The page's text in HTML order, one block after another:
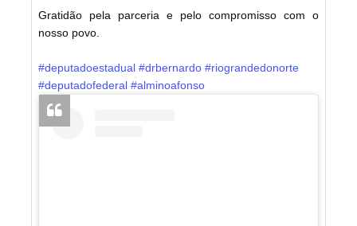
Gratidão pela parceria e pelo compromisso com o
nosso povo.
#deputadoestadual #drbernardo #riograndedonorte
#deputadofederal #alminoafonso